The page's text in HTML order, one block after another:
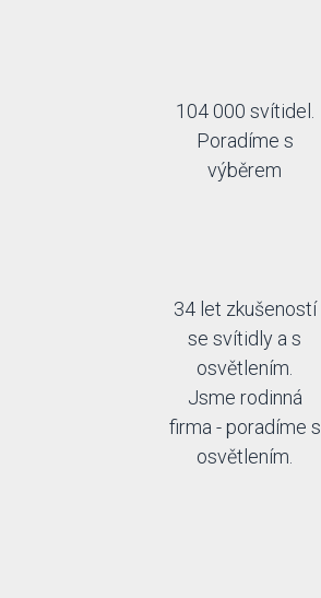
104 000 svítidel.
Poradíme s
výběrem
34 let zkušeností
se svítidly a s
osvětlením.
Jsme rodinná
firma - poradíme s
osvětlením.